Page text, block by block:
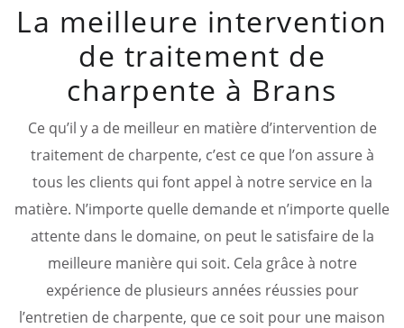
La meilleure intervention
de traitement de
charpente à Brans
Ce qu’il y a de meilleur en matière d’intervention de
traitement de charpente, c’est ce que l’on assure à
tous les clients qui font appel à notre service en la
matière. N’importe quelle demande et n’importe quelle
attente dans le domaine, on peut le satisfaire de la
meilleure manière qui soit. Cela grâce à notre
expérience de plusieurs années réussies pour
l’entretien de charpente, que ce soit pour une maison